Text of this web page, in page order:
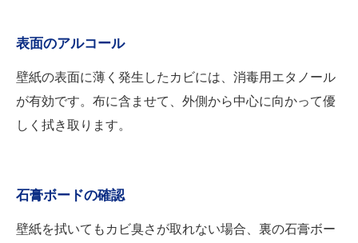
表面のアルコール
壁紙の表面に薄く発生したカビには、消毒用エタノール
が有効です。布に含ませて、外側から中心に向かって優
しく拭き取ります。
石膏ボードの確認
壁紙を拭いてもカビ臭さが取れない場合、裏の石膏ボー